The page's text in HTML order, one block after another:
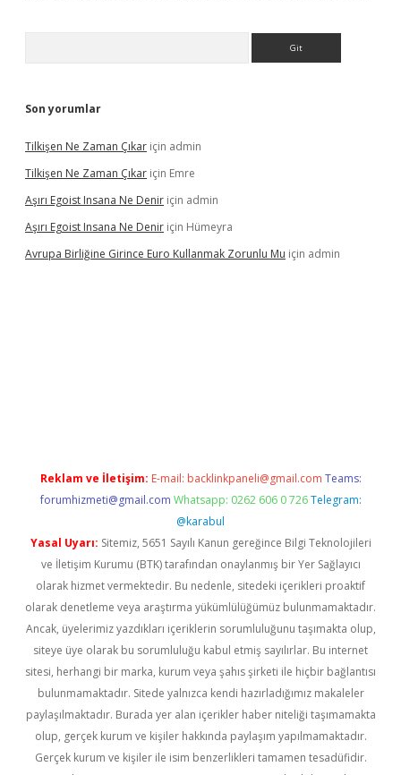
Son yorumlar
Tilkişen Ne Zaman Çıkar için admin
Tilkişen Ne Zaman Çıkar için Emre
Aşırı Egoist Insana Ne Denir için admin
Aşırı Egoist Insana Ne Denir için Hümeyra
Avrupa Birliğine Girince Euro Kullanmak Zorunlu Mu için admin
Reklam ve İletişim: E-mail: backlinkpaneli@gmail.com Teams:
forumhizmeti@gmail.com Whatsapp: 0262 606 0 726 Telegram:
@karabul
Yasal Uyarı: Sitemiz, 5651 Sayılı Kanun gereğince Bilgi Teknolojileri
ve İletişim Kurumu (BTK) tarafından onaylanmış bir Yer Sağlayıcı
olarak hizmet vermektedir. Bu nedenle, sitedeki içerikleri proaktif
olarak denetleme veya araştırma yükümlülüğümüz bulunmamaktadır.
Ancak, üyelerimiz yazdıkları içeriklerin sorumluluğunu taşımakta olup,
siteye üye olarak bu sorumluluğu kabul etmiş sayılırlar. Bu internet
sitesi, herhangi bir marka, kurum veya şahıs şirketi ile hiçbir bağlantısı
bulunmamaktadır. Sitede yalnızca kendi hazırladığımız makaleler
paylaşılmaktadır. Burada yer alan içerikler haber niteliği taşımamakta
olup, gerçek kurum ve kişiler hakkında paylaşım yapılmamaktadır.
Gerçek kurum ve kişiler ile isim benzerlikleri tamamen tesadüfidir.